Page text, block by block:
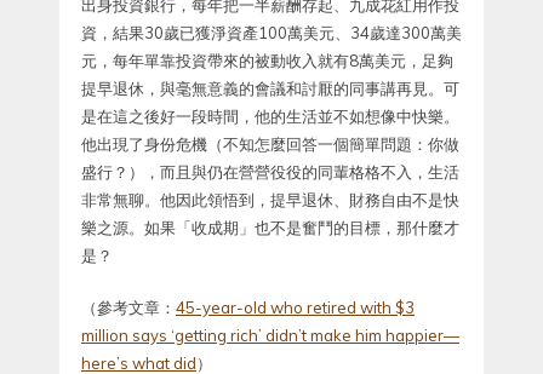
出身投資銀行，每年把一半薪酬存起、九成花紅用作投
資，結果30歲已獲淨資產100萬美元、34歲達300萬美
元，每年單靠投資帶來的被動收入就有8萬美元，足夠
提早退休，與毫無意義的會議和討厭的同事講再見。可
是在這之後好一段時間，他的生活並不如想像中快樂。
他出現了身份危機（不知怎麼回答一個簡單問題：你做
盛行？），而且與仍在營營役役的同輩格格不入，生活
非常無聊。他因此領悟到，提早退休、財務自由不是快
樂之源。如果「收成期」也不是奮鬥的目標，那什麼才
是？
（參考文章： 45-year-old who retired with $3
million says ‘getting rich’ didn’t make him happier—
here’s what did）